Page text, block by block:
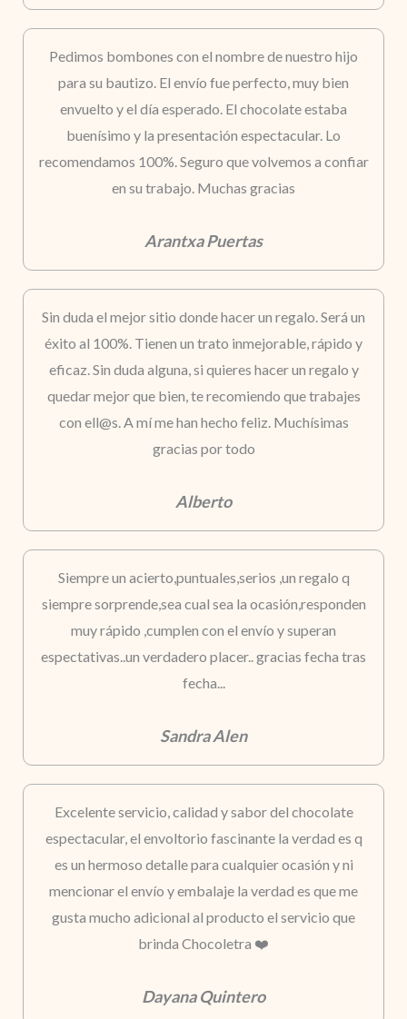
Pedimos bombones con el nombre de nuestro hijo
para su bautizo. El envío fue perfecto, muy bien
envuelto y el día esperado. El chocolate estaba
buenísimo y la presentación espectacular. Lo
recomendamos 100%. Seguro que volvemos a confiar
en su trabajo. Muchas gracias
Arantxa Puertas
Sin duda el mejor sitio donde hacer un regalo. Será un
éxito al 100%. Tienen un trato inmejorable, rápido y
eficaz. Sin duda alguna, si quieres hacer un regalo y
quedar mejor que bien, te recomiendo que trabajes
con ell@s. A mí me han hecho feliz. Muchísimas
gracias por todo
Alberto
Siempre un acierto,puntuales,serios ,un regalo q
siempre sorprende,sea cual sea la ocasión,responden
muy rápido ,cumplen con el envío y superan
espectativas..un verdadero placer.. gracias fecha tras
fecha...
Sandra Alen
Excelente servicio, calidad y sabor del chocolate
espectacular, el envoltorio fascinante la verdad es q
es un hermoso detalle para cualquier ocasión y ni
mencionar el envío y embalaje la verdad es que me
gusta mucho adicional al producto el servicio que
brinda Chocoletra ❤️
Dayana Quintero